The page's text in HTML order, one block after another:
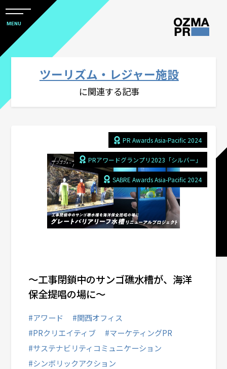
本
文
へ
会
オ
マ
ピ
ー
ア
ー
ル
メ
ニ
ュ
ー
開
MENU
ツーリズム・レジャー施設
に関連する記事
PR Awards Asia-Pacific 2024
PRアワードグランプリ2023「シルバー」
SABRE Awards Asia-Pacific 2024
#アワード
#関西オフィス
#PRクリエイティブ
#マーケティングPR
#サステナビリティコミュニケーション
#シンボリックアクション
～工事閉鎖中のサンゴ礁水槽が、海洋
保全提唱の場に～
すべて
アワード
PRをコアにしたマーケティングコミュニ
ケーション
コーポレートコミュニケーション
統合コミュニケーション
ソーシャルチェンジコミュニケーション
関西オフィス